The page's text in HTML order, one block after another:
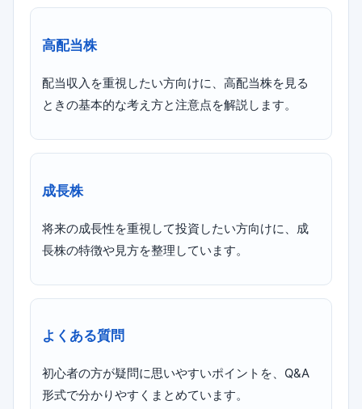
高配当株
配当収入を重視したい方向けに、高配当株を見る
ときの基本的な考え方と注意点を解説します。
成長株
将来の成長性を重視して投資したい方向けに、成
長株の特徴や見方を整理しています。
よくある質問
初心者の方が疑問に思いやすいポイントを、Q&A
形式で分かりやすくまとめています。